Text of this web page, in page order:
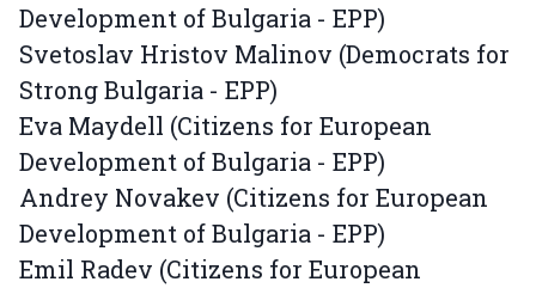
Development of Bulgaria - EPP)
Svetoslav Hristov Malinov (Democrats for
Strong Bulgaria - EPP)
Eva Maydell (Citizens for European
Development of Bulgaria - EPP)
Andrey Novakev (Citizens for European
Development of Bulgaria - EPP)
Emil Radev (Citizens for European